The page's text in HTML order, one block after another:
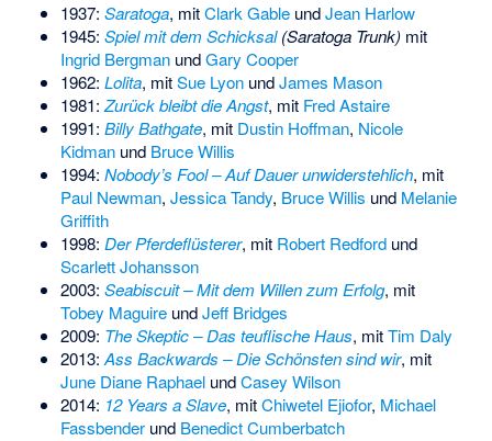
1937: Saratoga, mitClark GableundJean Harlow
1945: Spiel mit dem Schicksal (Saratoga Trunk)mit
Ingrid BergmanundGary Cooper
1962: Lolita, mitSue LyonundJames Mason
1981: Zurück bleibt die Angst, mit Fred Astaire
1991: Billy Bathgate, mit Dustin Hoffman, Nicole
Kidmanund Bruce Willis
1994: Nobody’s Fool – Auf Dauer unwiderstehlich, mit
Paul Newman, Jessica Tandy, Bruce Willis und Melanie
Griffith
1998: Der Pferdeflüsterer, mit Robert Redfordund
Scarlett Johansson
2003: Seabiscuit – Mit dem Willen zum Erfolg, mit
Tobey MaguireundJeff Bridges
2009: The Skeptic – Das teuflische Haus, mitTim Daly
2013: Ass Backwards – Die Schönsten sind wir, mit
June Diane RaphaelundCasey Wilson
2014: 12 Years a Slave, mitChiwetel Ejiofor, Michael
Fassbenderund Benedict Cumberbatch